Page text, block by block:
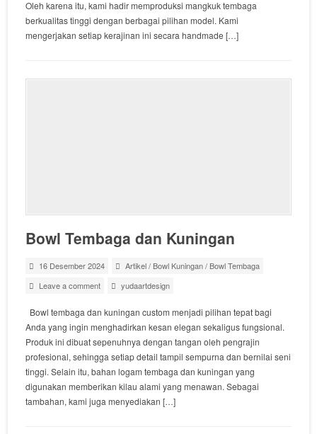
Oleh karena itu, kami hadir memproduksi mangkuk tembaga
berkualitas tinggi dengan berbagai pilihan model. Kami
mengerjakan setiap kerajinan ini secara handmade […]
Bowl Tembaga dan Kuningan
16 Desember 2024 Artikel/ Bowl Kuningan/ Bowl Tembaga
Leave a comment
yudaartdesign
Bowl tembaga dan kuningan custom menjadi pilihan tepat bagi
Anda yang ingin menghadirkan kesan elegan sekaligus fungsional.
Produk ini dibuat sepenuhnya dengan tangan oleh pengrajin
profesional, sehingga setiap detail tampil sempurna dan bernilai seni
tinggi. Selain itu, bahan logam tembaga dan kuningan yang
digunakan memberikan kilau alami yang menawan. Sebagai
tambahan, kami juga menyediakan […]